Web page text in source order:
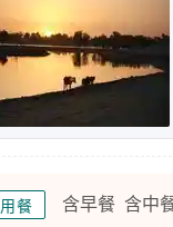
用餐 含早餐 含中